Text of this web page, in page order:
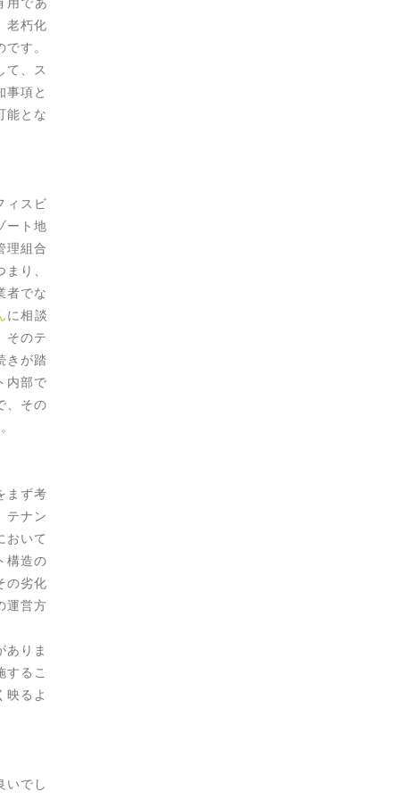
老朽化
す。
て、ス
事項と
能とな
ィスビ
ート地
理組合
り、
者でな
に相談
そのテ
きが踏
内部で
、その
まず考
テナン
おいて
構造の
の劣化
運営方
ありま
るこ
映るよ
いでし